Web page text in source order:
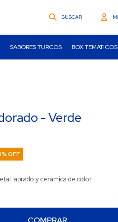
SABORES TURCOS BOX TEMÁTICOS
- Verde
labrado y ceramica de color